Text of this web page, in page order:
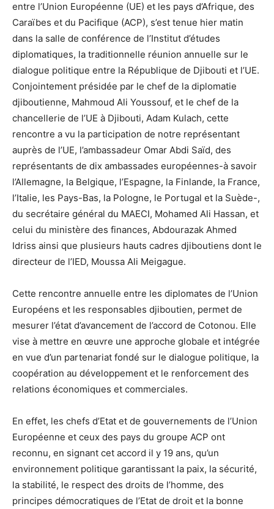
entre l’Union Européenne (UE) et les pays d’Afrique, des
Caraïbes et du Pacifique (ACP), s’est tenue hier matin
dans la salle de conférence de l’Institut d’études
diplomatiques, la traditionnelle réunion annuelle sur le
dialogue politique entre la République de Djibouti et l’UE.
Conjointement présidée par le chef de la diplomatie
djiboutienne, Mahmoud Ali Youssouf, et le chef de la
chancellerie de l’UE à Djibouti, Adam Kulach, cette
rencontre a vu la participation de notre représentant
auprès de l’UE, l’ambassadeur Omar Abdi Saïd, des
représentants de dix ambassades européennes-à savoir
l’Allemagne, la Belgique, l’Espagne, la Finlande, la France,
l’Italie, les Pays-Bas, la Pologne, le Portugal et la Suède-,
du secrétaire général du MAECI, Mohamed Ali Hassan, et
celui du ministère des finances, Abdourazak Ahmed
Idriss ainsi que plusieurs hauts cadres djiboutiens dont le
directeur de l’IED, Moussa Ali Meigague.
Cette rencontre annuelle entre les diplomates de l’Union
Européens et les responsables djiboutien, permet de
mesurer l’état d’avancement de l’accord de Cotonou. Elle
vise à mettre en œuvre une approche globale et intégrée
en vue d’un partenariat fondé sur le dialogue politique, la
coopération au développement et le renforcement des
relations économiques et commerciales.
En effet, les chefs d’Etat et de gouvernements de l’Union
Européenne et ceux des pays du groupe ACP ont
reconnu, en signant cet accord il y 19 ans, qu’un
environnement politique garantissant la paix, la sécurité,
la stabilité, le respect des droits de l’homme, des
principes démocratiques de l’Etat de droit et la bonne